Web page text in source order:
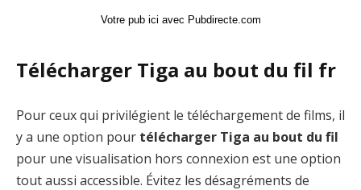
Votre pub ici avec Pubdirecte.com
Télécharger Tiga au bout du fil fr
Pour ceux qui privilégient le téléchargement de films, il
y a une option pour télécharger Tiga au bout du fil
pour une visualisation hors connexion est une option
tout aussi accessible. Évitez les désagréments de